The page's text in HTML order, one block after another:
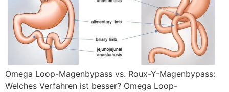
Omega Loop-Magenbypass vs. Roux-Y-Magenbypass:
Welches Verfahren ist besser? Omega Loop-